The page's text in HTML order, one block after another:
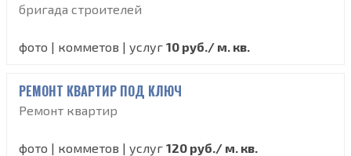
бригада строителей
фото | комметов | услуг 10 руб./ м. кв.
РЕМОНТ КВАРТИР ПОД КЛЮЧ
Ремонт квартир
фото | комметов | услуг 120 руб./ м. кв.